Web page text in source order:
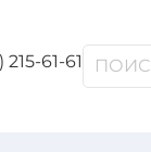
215-61-61